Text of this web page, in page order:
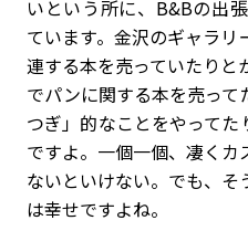
いという所に、B&Bの出
ています。金沢のギャラ
連する本を売っていたり
でパンに関する本を売って
つぎ」的なことをやって
ですよ。一個一個、凄く
ないといけない。でも、
は幸せですよね。